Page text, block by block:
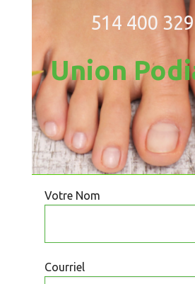
514 400
Union
Votre Nom
Courriel